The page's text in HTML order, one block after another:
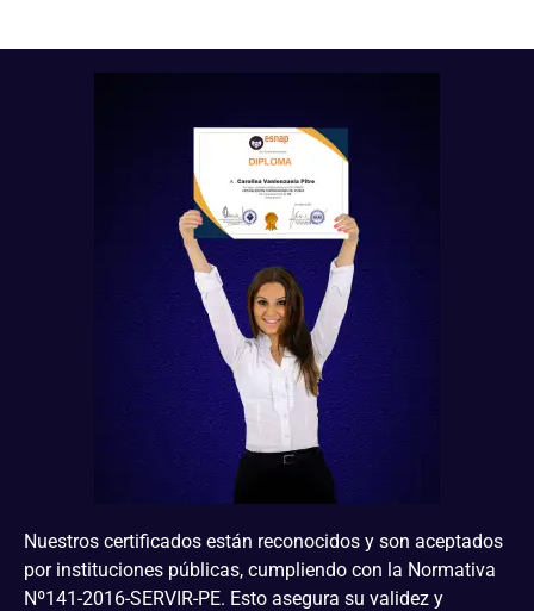
Nuestros certificados están reconocidos y son aceptados
por instituciones públicas, cumpliendo con la Normativa
Nº141-2016-SERVIR-PE. Esto asegura su validez y